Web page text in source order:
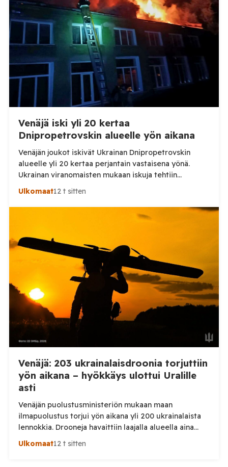
Venäjä iski yli 20 kertaa
Dnipropetrovskin alueelle yön aikana
Venäjän joukot iskivät Ukrainan Dnipropetrovskin
alueelle yli 20 kertaa perjantain vastaisena yönä.
Ukrainan viranomaisten mukaan iskuja tehtiin
drooneilla ja tykistöllä viidelle eri alueelle.
alueellisen sotilashallinnon johtaja Oleksandr Hanzha
kertoi perjantaiaamuna 7. elokuuta julkaisemassaan
hyökkäsivät yön aikana yli 20 kertaa viidelle alueelle.
Nikopolin alueella iskuja kohdistui Nikopolin
kaupunkiin sekä […]
Ulkomaat12 t sitten
Venäjä: 203 ukrainalaisdroonia torjuttiin
yön aikana – hyökkäys ulottui Uralille
asti
Venäjän puolustusministeriön mukaan maan
ilmapuolustus torjui yön aikana yli 200 ukrainalaista
lennokkia. Drooneja havaittiin laajalla alueella aina
Uralille asti. Venäjän puolustusministeriön virallisen
Ulkomaat12 t sitten